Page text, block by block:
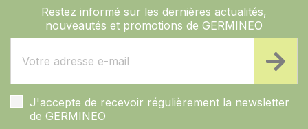
Restez informé sur les dernières actualités,
nouveautés et promotions de GERMINEO
J'accepte de recevoir régulièrement la newsletter
de GERMINEO